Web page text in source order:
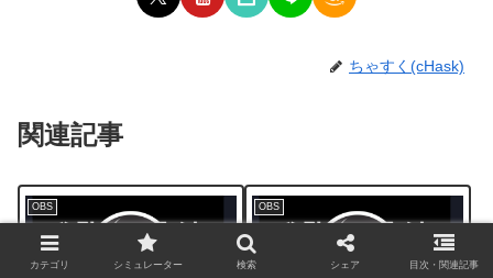
ちゃすく(cHask)
関連記事
OBS OBS
カテゴリ シミュレーター 検索 シェア 目次・関連記事